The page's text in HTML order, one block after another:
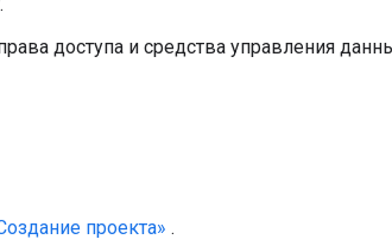
доступа и средства управления
проекта» .